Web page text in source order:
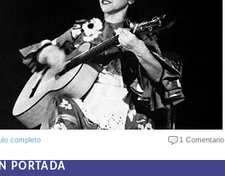
completo 1 Comentario
PORTADA